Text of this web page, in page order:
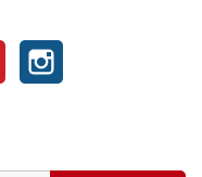
Pinterest